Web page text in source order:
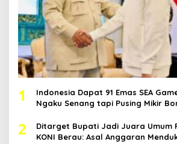
1
Indonesia Dapat 91 Emas SEA
Ngaku Senang tapi Pusing Mikir
2
Ditarget Bupati Jadi Juara Umum
KONI Berau: Asal Anggaran